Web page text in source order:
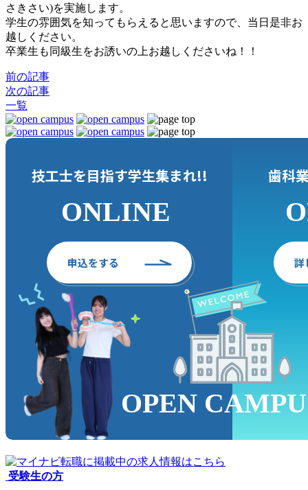
さきさい)を実施します。
学生の雰囲気を知ってもらえると思いますので、当日是非お
越しください。
卒業生も同級生をお誘いの上お越しくださいね！！
前の記事
次の記事
一覧
OPEN
歯科
技工士を目指す学生集まれ!!
ONLINE
詳
申込をする
受験生の方